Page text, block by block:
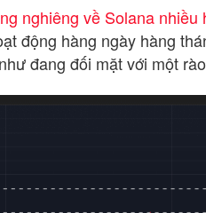
nghiêng về Solana nhiều
động hàng ngày hàng
đang đối mặt với một